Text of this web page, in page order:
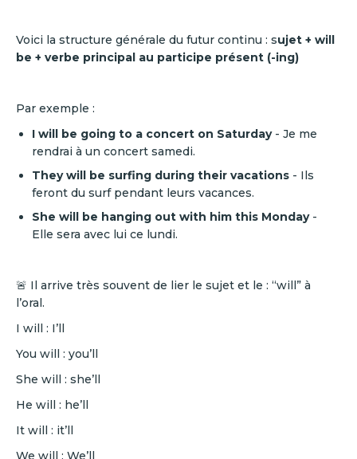
Voici la structure générale du futur continu : sujet + will
be + verbe principal au participe présent (-ing)
Par exemple :
I will be going to a concert on Saturday - Je me
rendrai à un concert samedi.
They will be surfing during their vacations - Ils
feront du surf pendant leurs vacances.
She will be hanging out with him this Monday-
Elle sera avec lui ce lundi.
🚨 Il arrive très souvent de lier le sujet et le : “will” à
l’oral.
I will : I’ll
You will : you’ll
She will : she’ll
He will : he’ll
It will : it’ll
We will : We’ll